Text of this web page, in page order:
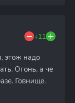
+11
этож надо
Огонь, а че
Говнище.